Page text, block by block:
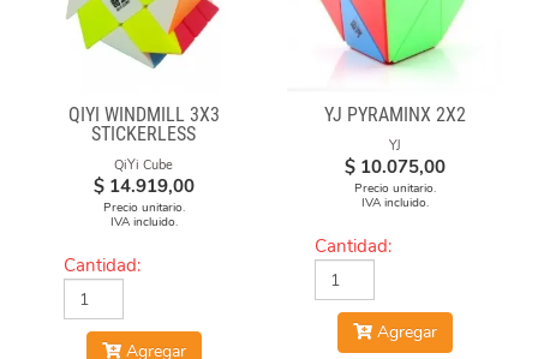
QIYI WINDMILL 3X3
STICKERLESS
QiYi Cube
$ 14.919,00
Precio unitario.
IVA incluido.
Cantidad:
Agregar
YJ PYRAMINX 2X2
YJ
$ 10.075,00
Precio unitario.
IVA incluido.
Cantidad:
Agregar